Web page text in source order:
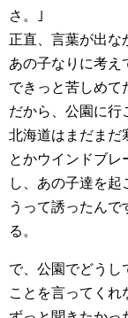
さ。｣
正直、言葉が出な
あの子なりに考え
できっと苦しめて
だから、公園に行
北海道はまだまだ
とかウインドブレ
し、あの子達を
うって誘ったん
る。
で、公園でどうし
ことを言ってくれ